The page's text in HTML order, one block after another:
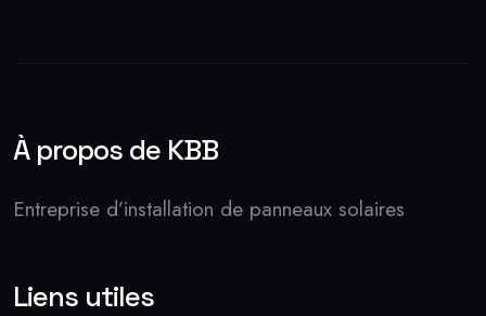
À propos de KBB
Entreprise d’installation de panneaux solaires
Liens utiles